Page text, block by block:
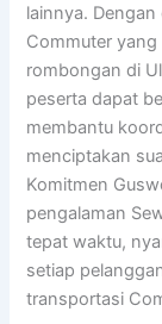
lainnya.
Commuter
rombongan di
peserta dapat
membantu
menciptakan
Komitmen
pengalaman
tepat waktu,
setiap
transportasi